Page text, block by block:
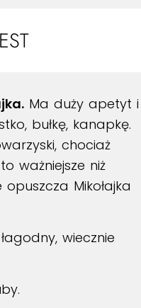
Ma duży apetyt i
bułkę, kanapkę.
chociaż
ważniejsze niż
Mikołajka
wiecznie
.